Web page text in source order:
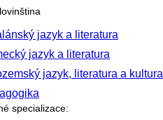
jazyk a literatura
jazyk a literatura
jazyk, literatura a kultura
specializace: